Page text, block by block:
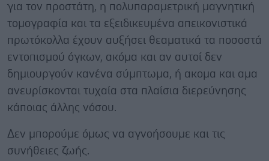
για τον προστάτη, η πολυπαραμετρική μαγνητική
τομογραφία και τα εξειδικευμένα απεικονιστικά
πρωτόκολλα έχουν αυξήσει θεαματικά τα ποσοστά
εντοπισμού όγκων, ακόμα και αν αυτοί δεν
δημιουργούν κανένα σύμπτωμα, ή ακομα και αμα
ανευρίσκονται τυχαία στα πλαίσια διερεύνησης
κάποιας άλλης νόσου.
Δεν μπορούμε όμως να αγνοήσουμε και τις
συνήθειες ζωής.